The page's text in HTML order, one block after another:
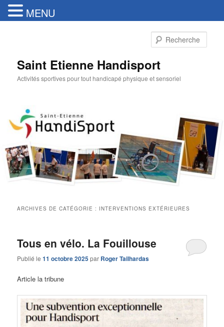
Saint Etienne Handisport
Activités sportives pour tout handicapé physique et sensoriel
ARCHIVES DE CATÉGORIE : INTERVENTIONS EXTÉRIEURES
Tous en vélo. La Fouillouse
Publié le11 octobre 2025par Roger Tailhardas
Article la tribune
MENU